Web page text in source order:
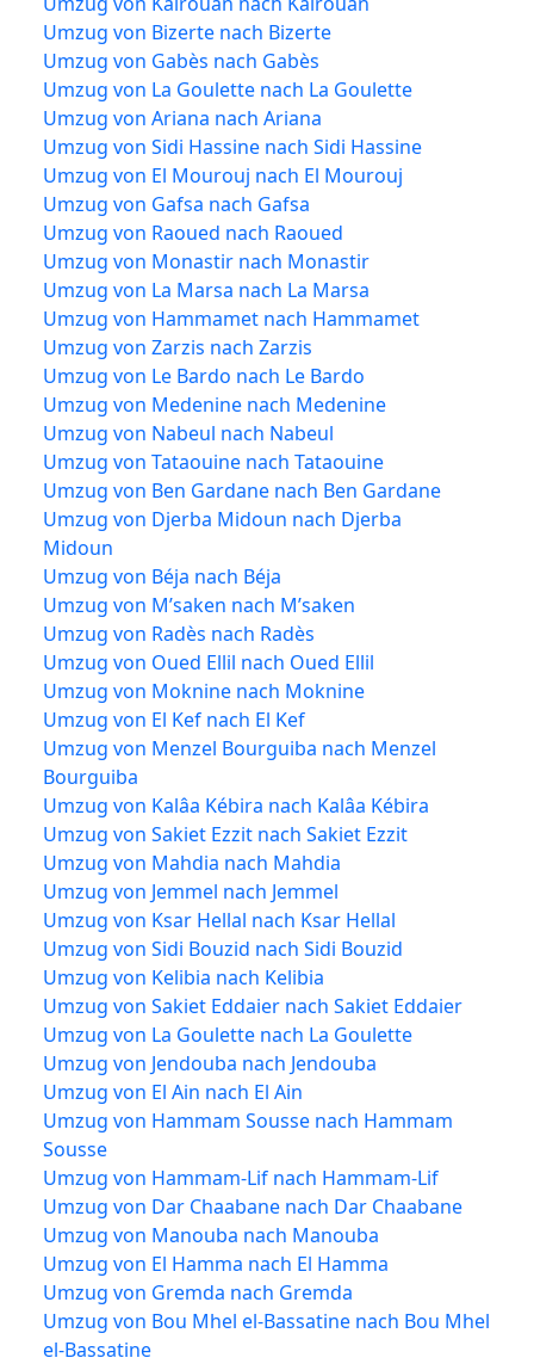
Umzug von Bizerte nach Bizerte
Umzug von Gabès nach Gabès
Umzug von La Goulette nach La Goulette
Umzug von Ariana nach Ariana
Umzug von Sidi Hassine nach Sidi Hassine
Umzug von El Mourouj nach El Mourouj
Umzug von Gafsa nach Gafsa
Umzug von Raoued nach Raoued
Umzug von Monastir nach Monastir
Umzug von La Marsa nach La Marsa
Umzug von Hammamet nach Hammamet
Umzug von Zarzis nach Zarzis
Umzug von Le Bardo nach Le Bardo
Umzug von Medenine nach Medenine
Umzug von Nabeul nach Nabeul
Umzug von Tataouine nach Tataouine
Umzug von Ben Gardane nach Ben Gardane
Umzug von Djerba Midoun nach Djerba
Midoun
Umzug von Béja nach Béja
Umzug von M’saken nach M’saken
Umzug von Radès nach Radès
Umzug von Oued Ellil nach Oued Ellil
Umzug von Moknine nach Moknine
Umzug von El Kef nach El Kef
Umzug von Menzel Bourguiba nach Menzel
Bourguiba
Umzug von Kalâa Kébira nach Kalâa Kébira
Umzug von Sakiet Ezzit nach Sakiet Ezzit
Umzug von Mahdia nach Mahdia
Umzug von Jemmel nach Jemmel
Umzug von Ksar Hellal nach Ksar Hellal
Umzug von Sidi Bouzid nach Sidi Bouzid
Umzug von Kelibia nach Kelibia
Umzug von Sakiet Eddaier nach Sakiet Eddaier
Umzug von La Goulette nach La Goulette
Umzug von Jendouba nach Jendouba
Umzug von El Ain nach El Ain
Umzug von Hammam Sousse nach Hammam
Sousse
Umzug von Hammam-Lif nach Hammam-Lif
Umzug von Dar Chaabane nach Dar Chaabane
Umzug von Manouba nach Manouba
Umzug von El Hamma nach El Hamma
Umzug von Gremda nach Gremda
Umzug von Bou Mhel el-Bassatine nach Bou Mhel
el-Bassatine